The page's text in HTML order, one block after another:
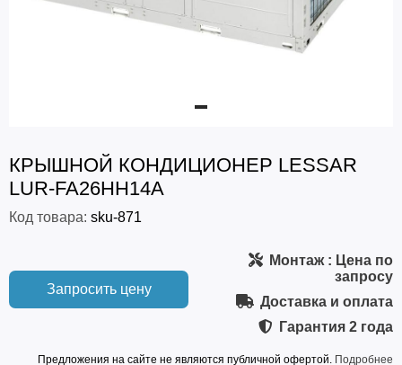
КРЫШНОЙ КОНДИЦИОНЕР LESSAR
LUR-FA26HH14A
Код товара: sku-871
Запросить цену
Монтаж: Цена по
запросу
Доставка и оплата
Гарантия 2 года
Предложения на сайте не являются публичной офертой. Подробнее